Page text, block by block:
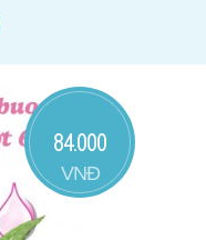
84.000
VNĐ